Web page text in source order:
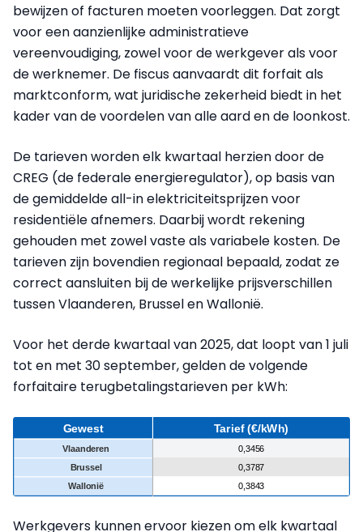
bewijzen of facturen moeten voorleggen. Dat zorgt
voor een aanzienlijke administratieve
vereenvoudiging, zowel voor de werkgever als voor
de werknemer. De fiscus aanvaardt dit forfait als
marktconform, wat juridische zekerheid biedt in het
kader van de voordelen van alle aard en de loonkost.
De tarieven worden elk kwartaal herzien door de
CREG (de federale energieregulator), op basis van
de gemiddelde all-in elektriciteitsprijzen voor
residentiële afnemers. Daarbij wordt rekening
gehouden met zowel vaste als variabele kosten. De
tarieven zijn bovendien regionaal bepaald, zodat ze
correct aansluiten bij de werkelijke prijsverschillen
tussen Vlaanderen, Brussel en Wallonië.
Voor het derde kwartaal van 2025, dat loopt van 1 juli
tot en met 30 september, gelden de volgende
forfaitaire terugbetalingstarieven per kWh:
Werkgevers kunnen ervoor kiezen om elk kwartaal